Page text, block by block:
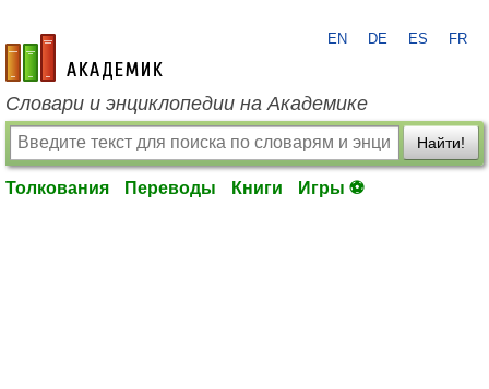
academic.ru
EN DE ES FR
Словари и энциклопедии на Академике
Найти!
Толкования Переводы Книги Игры ⚽